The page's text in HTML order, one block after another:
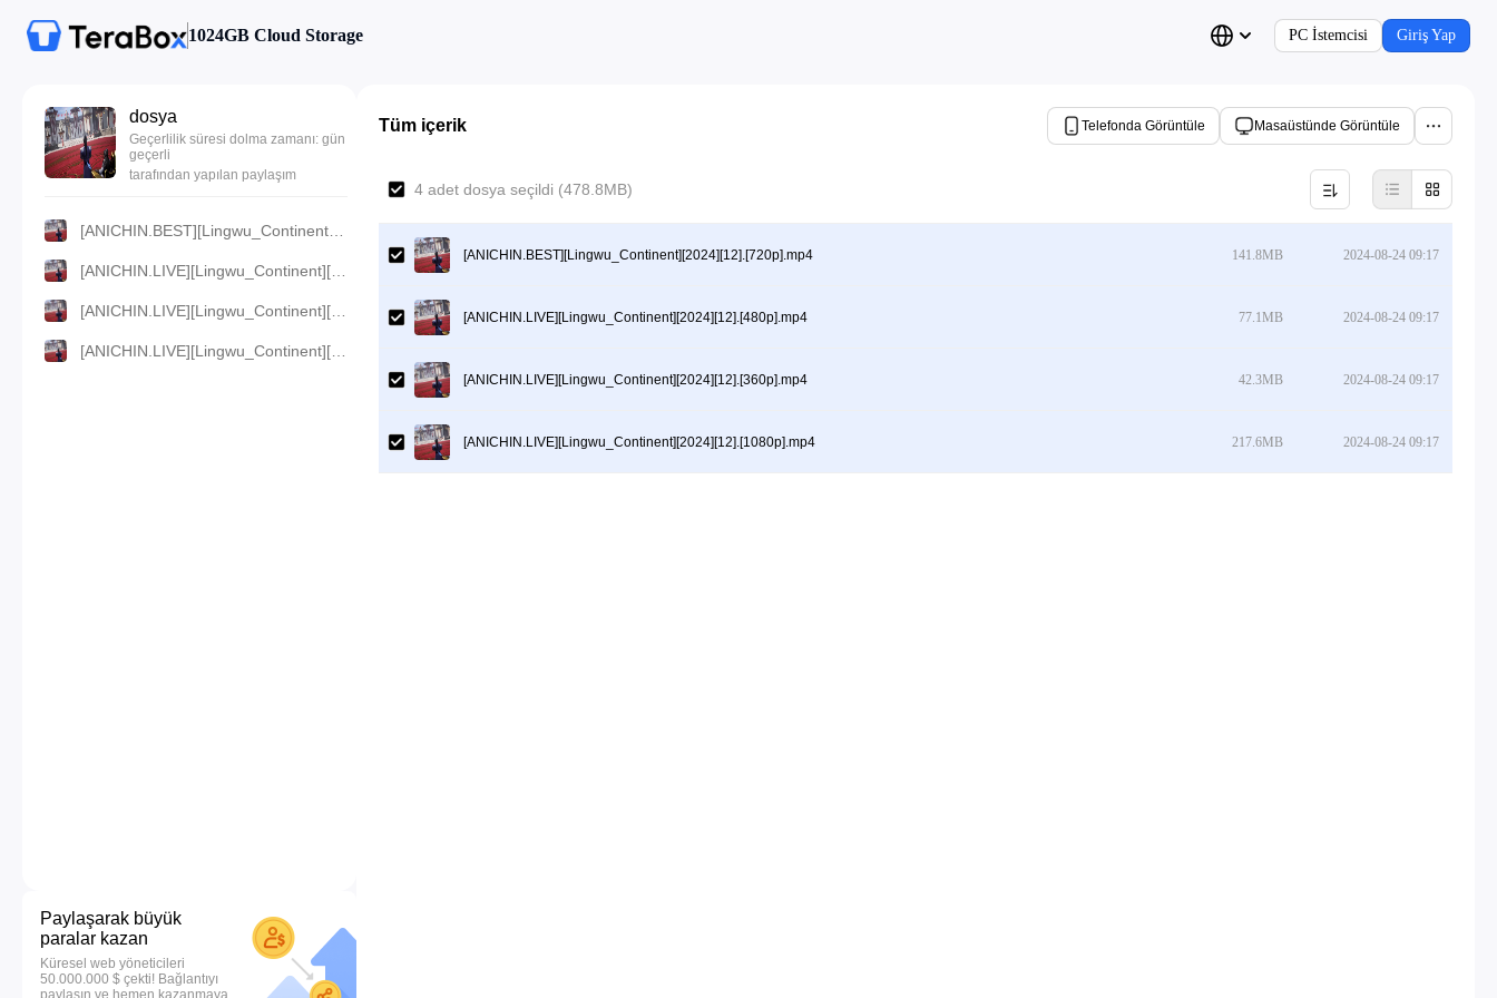
1024GB Cloud Storage PC İstemcisi Giriş Yap
dosya
Geçerlilik süresi dolma zamanı: gün
geçerli
tarafından yapılan paylaşım
Paylaşarak büyük
paralar kazan
Küresel web yöneticileri
50.000.000 $ çekti! Bağlantıyı
paylaşın ve hemen kazanmaya
Tüm içerik Telefonda Görüntüle Masaüstünde Görüntüle
4 adet dosya seçildi (478.8MB)
[ANICHIN.BEST][Lingwu_Continent][2024][12].[720p].mp4 141.8MB 2024-08-24 09:17
[ANICHIN.LIVE][Lingwu_Continent][2024][12].[480p].mp4 77.1MB 2024-08-24 09:17
[ANICHIN.LIVE][Lingwu_Continent][2024][12].[360p].mp4 42.3MB 2024-08-24 09:17
[ANICHIN.LIVE][Lingwu_Continent][2024][12].[1080p].mp4 217.6MB 2024-08-24 09:17